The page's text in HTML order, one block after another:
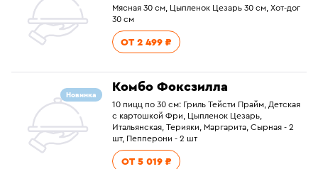
Мясная 30 см, Цыпленок Цезарь 30 см, Хот-дог
30 см
ОТ 2 499 ₽
Новинка Комбо Фоксзилла
10 пицц по 30 см: Гриль Тейсти Прайм, Детская
с картошкой Фри, Цыпленок Цезарь,
Итальянская, Терияки, Маргарита, Сырная - 2
шт, Пепперони - 2 шт
ОТ 5 019 ₽